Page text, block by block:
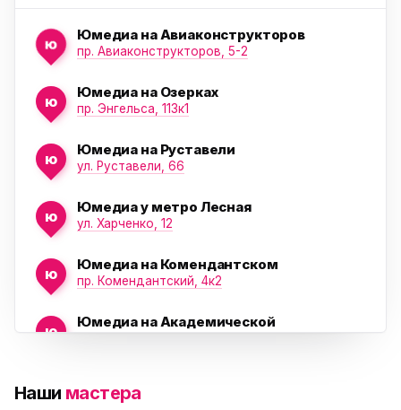
ю
Юмедиа на Авиаконструкторов
пр. Авиаконструкторов, 5-2
ю
Юмедиа на Озерках
пр. Энгельса, 113к1
ю
Юмедиа на Руставели
ул. Руставели, 66
ю
Юмедиа у метро Лесная
ул. Харченко, 12
ю
Юмедиа на Комендантском
пр. Комендантский, 4к2
ю
Юмедиа на Академической
ю Морская набережная, 35
Наши мастера